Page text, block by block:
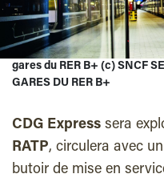
gares du RER B+ (c) SNCF
GARES DU RER B+
CDG Express sera
RATP, circulera avec
butoir de mise en